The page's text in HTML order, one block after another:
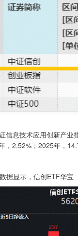
息技术应用创新产业
2.52%；2025年，
显示，信创ETF华宝